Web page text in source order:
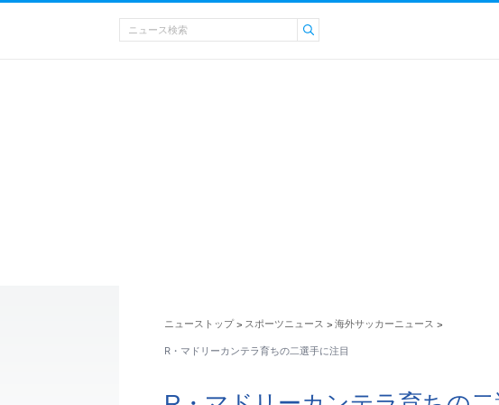
ニューストップ > スポーツニュース > 海外サッカーニュース >
R・マドリーカンテラ育ちの二選手に注目